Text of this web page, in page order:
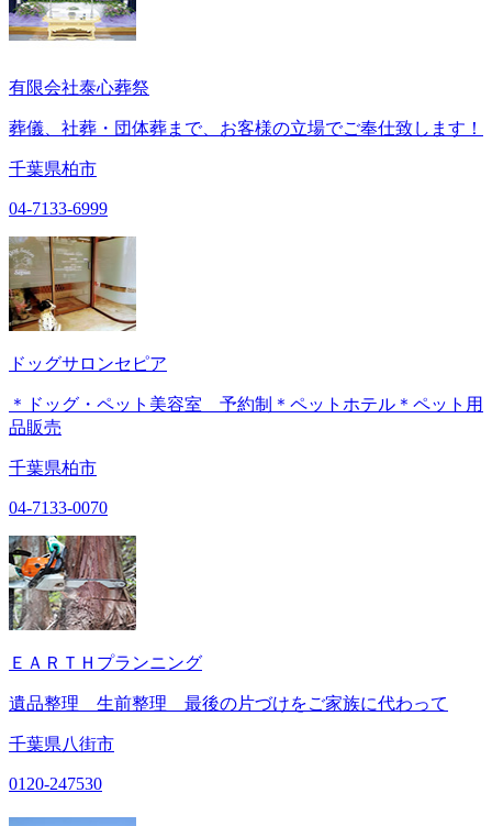
有限会社泰心葬祭
葬儀、社葬・団体葬まで、お客様の立場でご奉仕致します！
千葉県柏市
04-7133-6999
ドッグサロンセピア
＊ドッグ・ペット美容室 予約制＊ペットホテル＊ペット用
品販売
千葉県柏市
04-7133-0070
ＥＡＲＴＨプランニング
遺品整理 生前整理 最後の片づけをご家族に代わって
千葉県八街市
0120-247530